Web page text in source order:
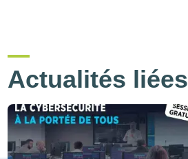
Actualités liées